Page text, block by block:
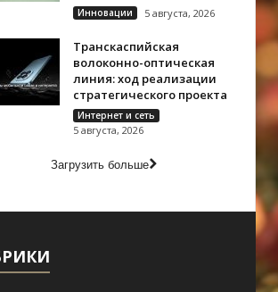
Инновации 5 августа, 2026
Транскаспийская
волоконно-оптическая
линия: ход реализации
стратегического проекта
Интернет и сеть
5 августа, 2026
Загрузить больше